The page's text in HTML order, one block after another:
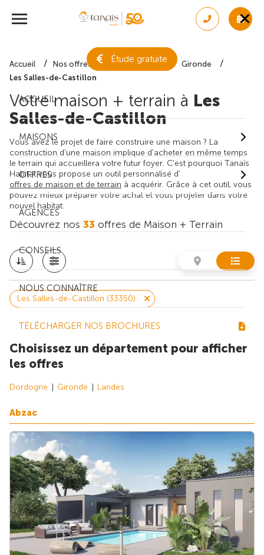
Étude gratuite
ACCUEIL
MAISONS
OFFRES
AGENCES
CONSEILS
NOUS CONNAÎTRE
TÉLÉCHARGER NOS BROCHURES
Accueil Nos offres de maison + terrain
Gironde
Les Salles-de-Castillon
Votre maison + terrain à Les
Salles-de-Castillon
Vous avez le projet de faire construire une maison ? La
construction d'une maison implique d'acheter en même temps
le terrain qui accueillera votre futur foyer. C'est pourquoi Tanaïs
Habitat vous propose un outil personnalisé d'
offres de maison et de terrain à acquérir. Grâce à cet outil, vous
pouvez mieux préparer votre achat et vous projeter dans votre
nouvel habitat.
Découvrez nos 33 offres de Maison + Terrain
Les Salles-de-Castillon (33350)
Choisissez un département pour afficher
les offres
Dordogne Gironde Landes
Abzac